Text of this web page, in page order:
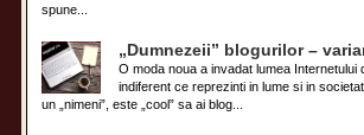
spune...
„Dumnezeii” blogurilor –
O moda noua a invadat lumea Internetului
indiferent ce reprezinti in lume si in
un „nimeni”, este „cool” sa ai blog...